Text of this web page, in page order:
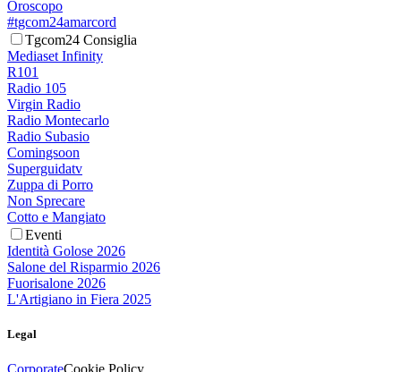
Oroscopo
#tgcom24amarcord
Tgcom24 Consiglia
Mediaset Infinity
R101
Radio 105
Virgin Radio
Radio Montecarlo
Radio Subasio
Comingsoon
Superguidatv
Zuppa di Porro
Non Sprecare
Cotto e Mangiato
Eventi
Identità Golose 2026
Salone del Risparmio 2026
Fuorisalone 2026
L'Artigiano in Fiera 2025
Legal